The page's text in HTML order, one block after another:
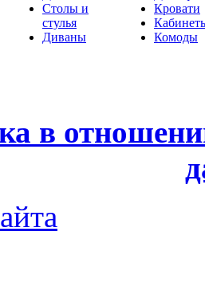
Столы и
стулья
Диваны
Кровати
Комоды
в